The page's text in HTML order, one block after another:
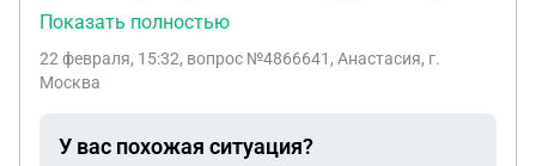
ребенка матери, подаём документы на выплаты
какие выплаты положены ему,если у погибшего
Показать полностью
22 февраля, 15:32, вопрос №4866641, Анастасия, г.
Москва
У вас похожая ситуация?